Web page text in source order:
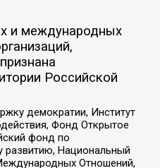
и международных
Российской
демократии, Институт
Фонд Открытое
фонд по
развитию, Национальный
Отношений,